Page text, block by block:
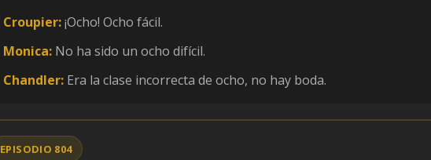
Croupier:¡Ocho! Ocho fácil.
Monica: No ha sido un ocho difícil.
Chandler: Era la clase incorrecta de ocho, no hay boda.
EPISODIO 804